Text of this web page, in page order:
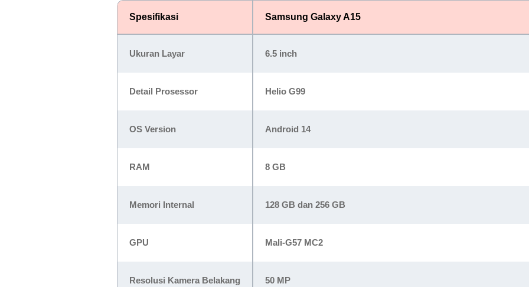
Spesifikasi Samsung Galaxy A15
Ukuran Layar 6.5 inch
Detail Prosessor Helio G99
OS Version Android 14
RAM 8 GB
Memori Internal 128 GB dan 256 GB
GPU Mali-G57 MC2
Resolusi Kamera Belakang 50 MP